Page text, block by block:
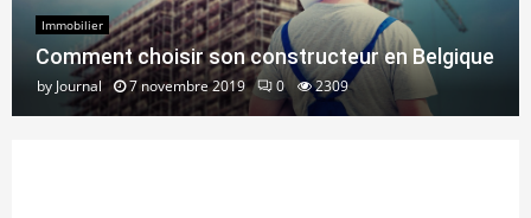
Immobilier
Comment choisir son constructeur en Belgique
by Journal 7 novembre 2019 0 2309